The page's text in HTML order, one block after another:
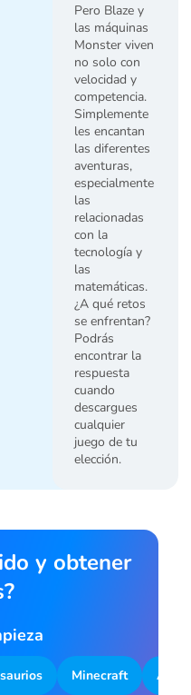
Pero Blaze y
las máquinas
Monster viven
no solo con
velocidad y
competencia.
Simplemente
les encantan
las diferentes
aventuras,
especialmente
las
relacionadas
con la
tecnología y
las
matemáticas.
¿A qué retos
se enfrentan?
Podrás
encontrar la
respuesta
cuando
descargues
cualquier
juego de tu
elección.
y obtener
Minecraft